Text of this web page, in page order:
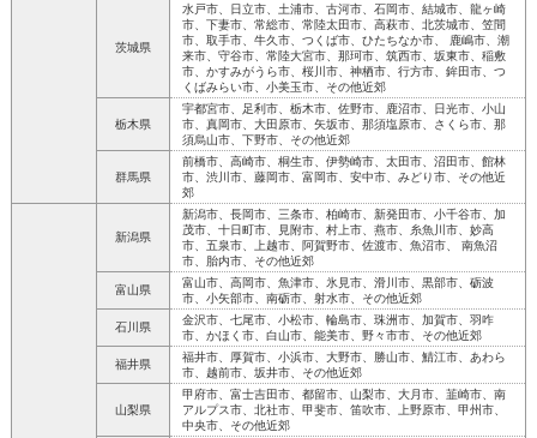
茨城県
水戸市、日立市、土浦市、古河市、石岡市、結城市、龍ヶ崎
市、下妻市、常総市、常陸太田市、高萩市、北茨城市、笠間
市、取手市、牛久市、つくば市、ひたちなか市、 鹿嶋市、潮
来市、守谷市、常陸大宮市、那珂市、筑西市、坂東市、稲敷
市、かすみがうら市、桜川市、神栖市、行方市、鉾田市、つ
くばみらい市、小美玉市、その他近郊
栃木県
宇都宮市、足利市、栃木市、佐野市、鹿沼市、日光市、小山
市、真岡市、大田原市、矢坂市、那須塩原市、さくら市、那
須烏山市、下野市、その他近郊
群馬県
前橋市、高崎市、桐生市、伊勢崎市、太田市、沼田市、館林
市、渋川市、藤岡市、富岡市、安中市、みどり市、その他近
郊
新潟県
新潟市、長岡市、三条市、柏崎市、新発田市、小千谷市、加
茂市、十日町市、見附市、村上市、燕市、糸魚川市、妙高
市、五泉市、上越市、阿賀野市、佐渡市、魚沼市、 南魚沼
市、胎内市、その他近郊
富山県
富山市、高岡市、魚津市、氷見市、滑川市、黒部市、砺波
市、小矢部市、南砺市、射水市、その他近郊
石川県
金沢市、七尾市、小松市、輪島市、珠洲市、加賀市、羽咋
市、かほく市、白山市、能美市、野々市市、その他近郊
福井県
福井市、厚賀市、小浜市、大野市、勝山市、鯖江市、あわら
市、越前市、坂井市、その他近郊
山梨県
甲府市、富士吉田市、都留市、山梨市、大月市、韮崎市、南
アルプス市、北社市、甲斐市、笛吹市、上野原市、甲州市、
中央市、その他近郊